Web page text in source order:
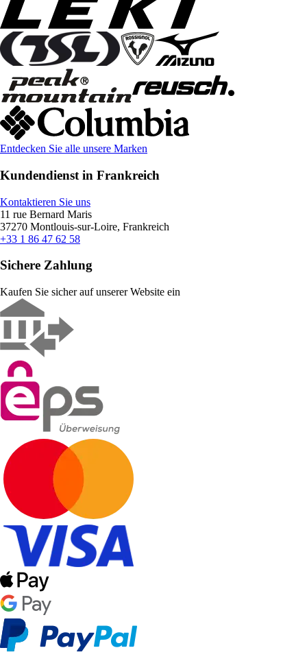
Entdecken Sie alle unsere Marken
Kundendienst in Frankreich
Kontaktieren Sie uns
11 rue Bernard Maris
37270 Montlouis-sur-Loire, Frankreich
+33 1 86 47 62 58
Sichere Zahlung
Kaufen Sie sicher auf unserer Website ein